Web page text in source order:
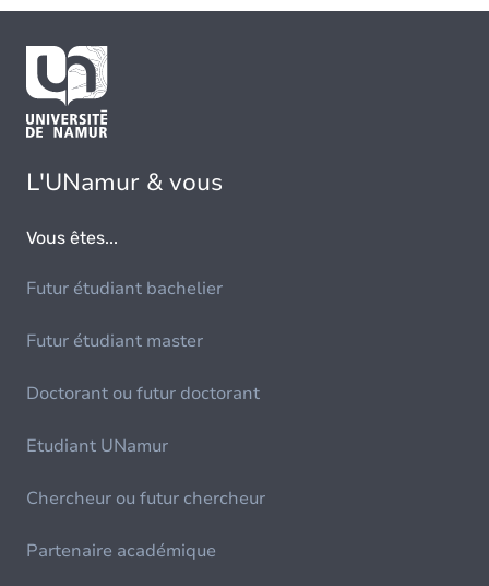
L'UNamur & vous
Vous êtes...
Futur étudiant bachelier
Futur étudiant master
Doctorant ou futur doctorant
Etudiant UNamur
Chercheur ou futur chercheur
Partenaire académique